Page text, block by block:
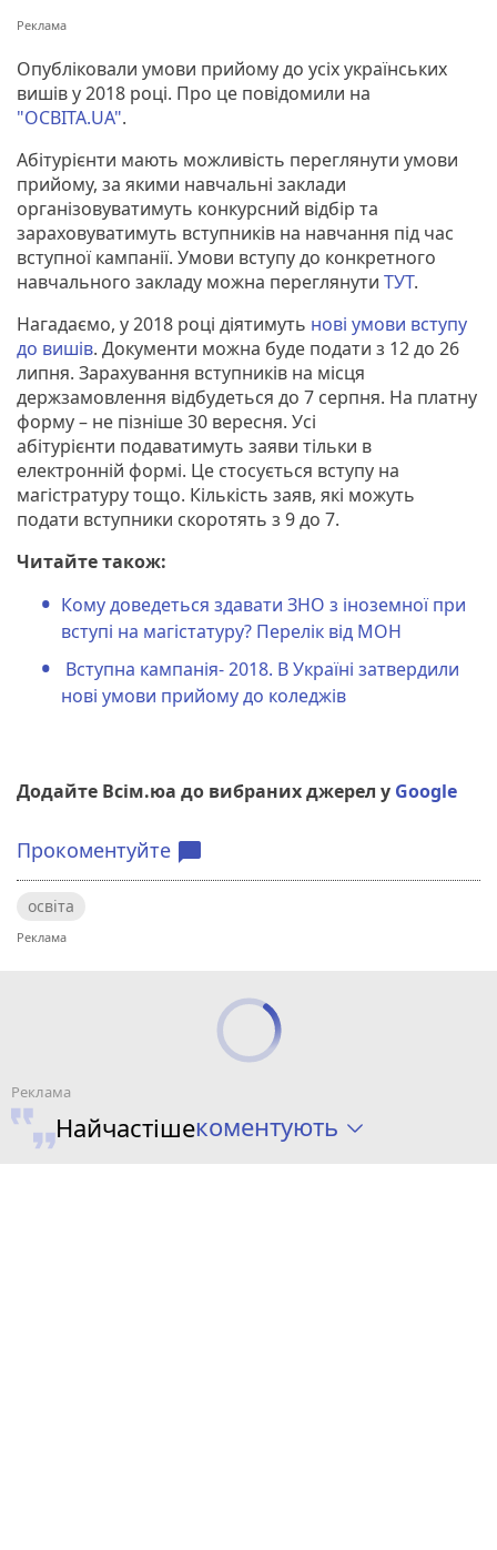
Опубліковали умови прийому до усіх українських
вишів у 2018 році. Про це повідомили на
"ОСВІТА.UA".
Абітурієнти мають можливість переглянути умови
прийому, за якими навчальні заклади
організовуватимуть конкурсний відбір та
зараховуватимуть вступників на навчання під час
вступної кампанії. Умови вступу до конкретного
навчального закладу можна переглянути ТУТ.
Нагадаємо, у 2018 році діятимуть нові умови вступу
до вишів. Документи можна буде подати з 12 до 26
липня. Зарахування вступників на місця
держзамовлення відбудеться до 7 серпня. На платну
форму – не пізніше 30 вересня. Усі
абітурієнти подаватимуть заяви тільки в
електронній формі. Це стосується вступу на
магістратуру тощо. Кількість заяв, які можуть
подати вступники скоротять з 9 до 7.
Читайте також:
Кому доведеться здавати ЗНО з іноземної при
вступі на магістатуру? Перелік від МОН
Вступна кампанія- 2018. В Україні затвердили
нові умови прийому до коледжів
Додайте Всім.юа до вибраних джерел у Google
Прокоментуйте chat_bubble
освіта
Найчастішекоментують